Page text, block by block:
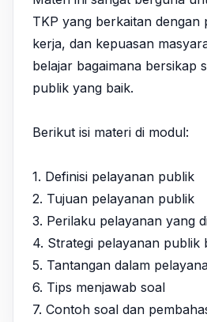
TKP yang berkaitan dengan
kerja, dan kepuasan
belajar bagaimana bersikap
publik yang baik.
Berikut isi materi di modul:
1. Definisi pelayanan publik
2. Tujuan pelayanan publik
3. Perilaku pelayanan yang
4. Strategi pelayanan publik
5. Tantangan dalam
6. Tips menjawab soal
7. Contoh soal dan